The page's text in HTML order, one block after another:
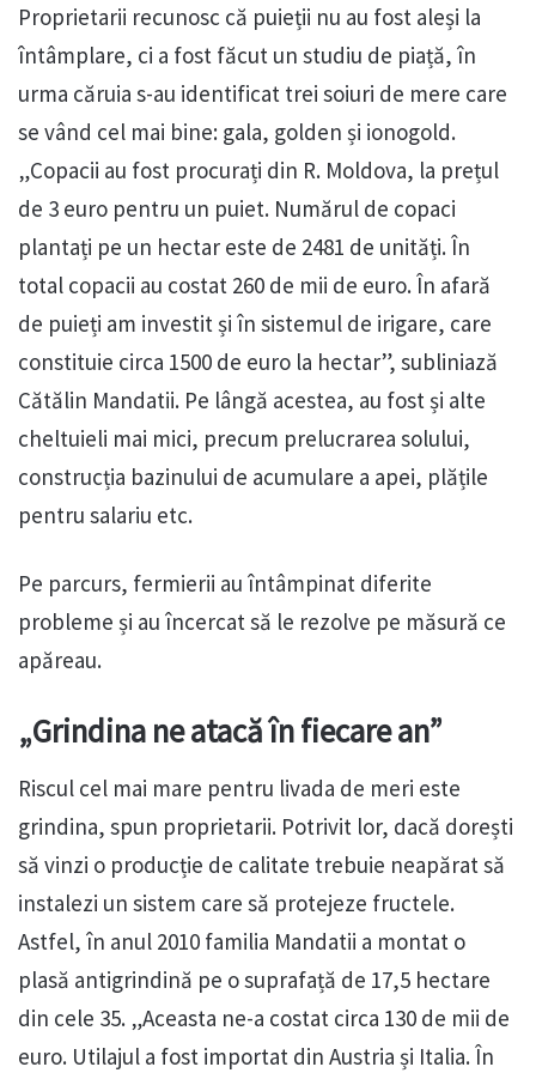
Proprietarii recunosc că puieții nu au fost aleși la
întâmplare, ci a fost făcut un studiu de piață, în
urma căruia s-au identificat trei soiuri de mere care
se vând cel mai bine: gala, golden și ionogold.
„Copacii au fost procurați din R. Moldova, la prețul
de 3 euro pentru un puiet. Numărul de copaci
plantați pe un hectar este de 2481 de unități. În
total copacii au costat 260 de mii de euro. În afară
de puieți am investit și în sistemul de irigare, care
constituie circa 1500 de euro la hectar”, subliniază
Cătălin Mandatii. Pe lângă acestea, au fost și alte
cheltuieli mai mici, precum prelucrarea solului,
construcția bazinului de acumulare a apei, plățile
pentru salariu etc.
Pe parcurs, fermierii au întâmpinat diferite
probleme și au încercat să le rezolve pe măsură ce
apăreau.
„Grindina ne atacă în fiecare an”
Riscul cel mai mare pentru livada de meri este
grindina, spun proprietarii. Potrivit lor, dacă dorești
să vinzi o producție de calitate trebuie neapărat să
instalezi un sistem care să protejeze fructele.
Astfel, în anul 2010 familia Mandatii a montat o
plasă antigrindină pe o suprafață de 17,5 hectare
din cele 35. „Aceasta ne-a costat circa 130 de mii de
euro. Utilajul a fost importat din Austria și Italia. În